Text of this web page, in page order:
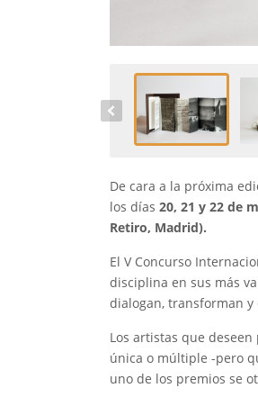
De cara a la próxima
los días 20, 21 y 22 de
Retiro, Madrid).
El V Concurso
disciplina en sus más
dialogan, transforman y
Los artistas que
única o múltiple -pero
uno de los premios se